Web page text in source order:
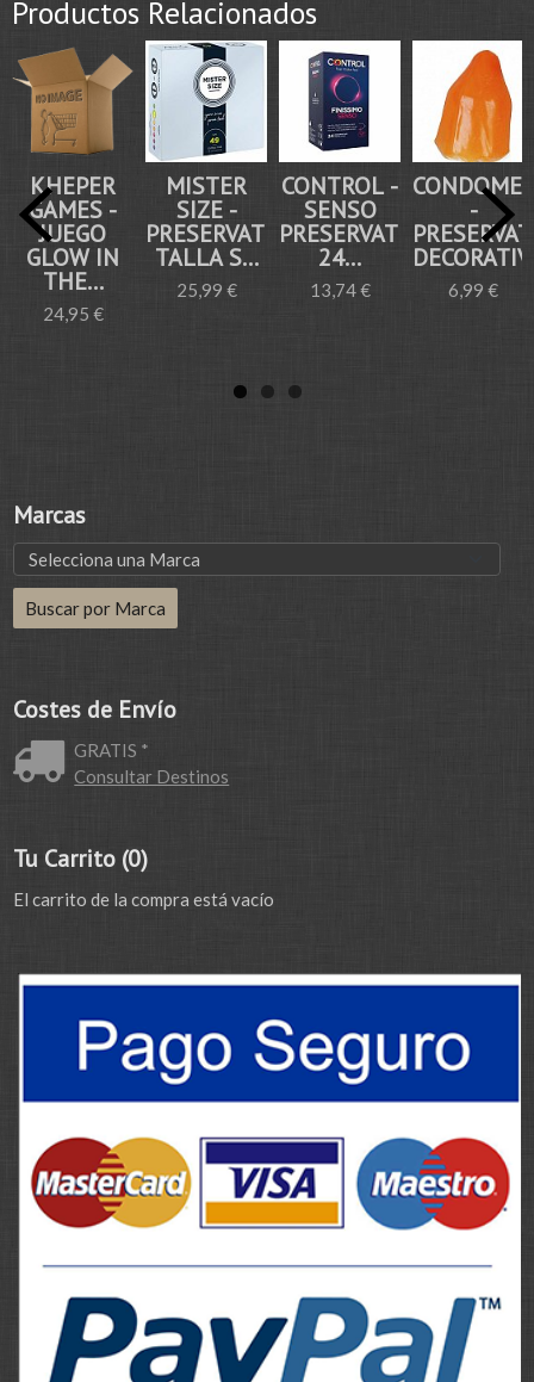
Marcas
Costes de Envío
GRATIS *
Consultar Destinos
Tu Carrito (0)
El carrito de la compra está vacío
Productos Relacionados
KHEPER
GAMES -
JUEGO
GLOW IN
THE...
24,95 €
MISTER
SIZE -
PRESERVATIVOS
TALLA S...
25,99 €
CONTROL -
SENSO
PRESERVATIVOS
24...
13,74 €
-
6,99 €